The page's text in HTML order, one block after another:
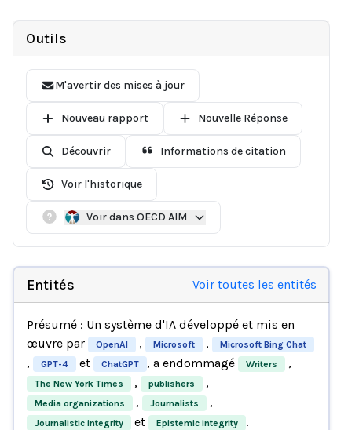
Outils
M'avertir des mises à jour
Nouveau rapport Nouvelle Réponse
Découvrir Informations de citation
Voir l'historique
Voir dans OECD AIM
Entités Voir toutes les entités
Présumé : Un système d'IA développé et mis en
œuvre par
OpenAI , Microsoft , Microsoft Bing Chat
, GPT-4 et ChatGPT , a endommagé Writers ,
The New York Times , publishers ,
Media organizations , Journalists ,
Journalistic integrity et Epistemic integrity
.